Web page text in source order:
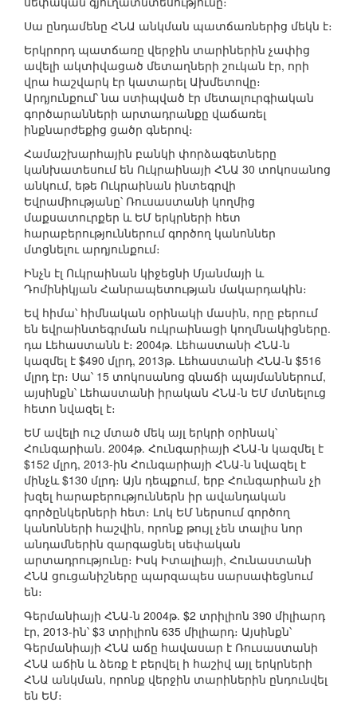
Սա ընդամենը ՀՆԱ անկման պատճառներից մեկն է։
Երկրորդ պատճառը վերջին տարիներին չափից
ավելի ակտիվացած մետաղների շուկան էր, որի
վրա հաշվարկ էր կատարել Ախմետովը։
Արդյունքում՝ նա ստիպված էր մետալուրգիական
գործարանների արտադրանքը վաճառել
ինքնարժեքից ցածր գներով։
Համաշխարհային բանկի փորձագետները
կանխատեսում են Ուկրաինայի ՀՆԱ 30 տոկոսանոց
անկում, եթե Ուկրաինան ինտեգրվի
Եվրամիությանը՝ Ռուսաստանի կողմից
մաքսատուրքեր և ԵՄ երկրների հետ
հարաբերություններում գործող կանոններ
մտցնելու արդյունքում։
Ինչն էլ Ուկրաինան կիջեցնի Մյանմայի և
Դոմինիկյան Հանրապետության մակարդակին։
Եվ հիմա՝ հիմնական օրինակի մասին, որը բերում
են եվրաինտեգրման ուկրաինացի կողմնակիցները.
դա Լեհաստանն է։ 2004թ. Լեհաստանի ՀՆԱ-ն
կազմել է $490 մլրդ, 2013թ. Լեհաստանի ՀՆԱ-ն $516
մլրդ էր։ Սա՝ 15 տոկոսանոց գնաճի պայմաններում,
այսինքն՝ Լեհաստանի իրական ՀՆԱ-ն ԵՄ մտնելուց
հետո նվազել է։
ԵՄ ավելի ուշ մտած մեկ այլ երկրի օրինակ՝
Հունգարիան. 2004թ. Հունգարիայի ՀՆԱ-ն կազմել է
$152 մլրդ, 2013-ին Հունգարիայի ՀՆԱ-ն նվազել է
մինչև $130 մլրդ։ Այն դեպքում, երբ Հունգարիան չի
խզել հարաբերություններն իր ավանդական
գործընկերների հետ։ Լոկ ԵՄ ներսում գործող
կանոնների հաշվին, որոնք թույլ չեն տալիս նոր
անդամներին զարգացնել սեփական
արտադրությունը։ Իսկ Իտալիայի, Հունաստանի
ՀՆԱ ցուցանիշները պարզապես սարսափեցնում
են։
Գերմանիայի ՀՆԱ-ն 2004թ. $2 տրիլիոն 390 միլիարդ
էր, 2013-ին՝ $3 տրիլիոն 635 միլիարդ։ Այսինքն՝
Գերմանիայի ՀՆԱ աճը հավասար է Ռուսաստանի
ՀՆԱ աճին և ձեռք է բերվել ի հաշիվ այլ երկրների
ՀՆԱ անկման, որոնք վերջին տարիներին ընդունվել
են ԵՄ։